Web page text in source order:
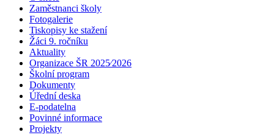
Zaměstnanci školy
Fotogalerie
Tiskopisy ke stažení
Žáci 9. ročníku
Aktuality
Organizace ŠR 2025⁄2026
Školní program
Dokumenty
Úřední deska
E-podatelna
Povinné informace
Projekty